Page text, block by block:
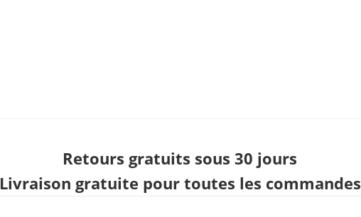
Retours gratuits sous 30 jours
Livraison gratuite pour toutes les commandes